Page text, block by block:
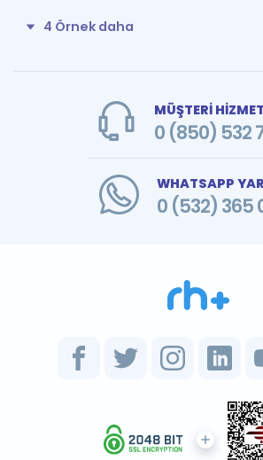
4 Örnek daha
MÜŞTERİ
0 (850) 532
WHATSAPP
0 (532) 365